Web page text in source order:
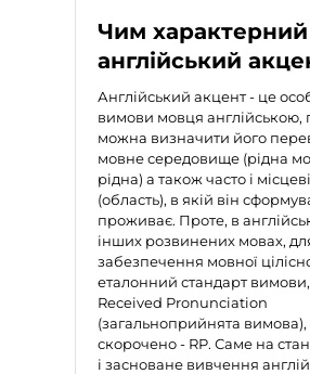
Чим характерний
англійський
Англійський акцент- це
вимови мовця англійською,
можна визначити його
мовне середовище (рідна
рідна) а також часто і
(область), в якій він
проживає. Проте, в
інших розвинених мовах,
забезпечення мовної
еталонний стандарт
Received Pronunciation
(загальноприйнята
скорочено - RP. Саме на
і засноване вивчення